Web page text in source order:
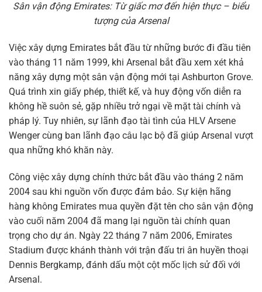
Sân vận động Emirates: Từ giấc mơ đến hiện thực – biểu
tượng của Arsenal
Việc xây dựng Emirates bắt đầu từ những bước đi đầu tiên
vào tháng 11 năm 1999, khi Arsenal bắt đầu xem xét khả
năng xây dựng một sân vận động mới tại Ashburton Grove.
Quá trình xin giấy phép, thiết kế, và huy động vốn diễn ra
không hề suôn sẻ, gặp nhiều trở ngại về mặt tài chính và
pháp lý. Tuy nhiên, sự lãnh đạo tài tình của HLV Arsene
Wenger cùng ban lãnh đạo câu lạc bộ đã giúp Arsenal vượt
qua những khó khăn này.
Công việc xây dựng chính thức bắt đầu vào tháng 2 năm
2004 sau khi nguồn vốn được đảm bảo. Sự kiện hãng
hàng không Emirates mua quyền đặt tên cho sân vận động
vào cuối năm 2004 đã mang lại nguồn tài chính quan
trọng cho dự án. Ngày 22 tháng 7 năm 2006, Emirates
Stadium được khánh thành với trận đấu tri ân huyền thoại
Dennis Bergkamp, đánh dấu một cột mốc lịch sử đối với
Arsenal.